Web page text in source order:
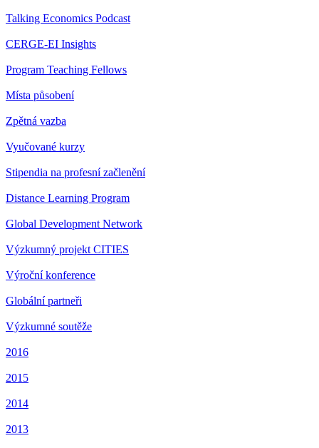
Talking Economics Podcast
CERGE-EI Insights
Program Teaching Fellows
Místa působení
Zpětná vazba
Vyučované kurzy
Stipendia na profesní začlenění
Distance Learning Program
Global Development Network
Výzkumný projekt CITIES
Výroční konference
Globální partneři
Výzkumné soutěže
2016
2015
2014
2013